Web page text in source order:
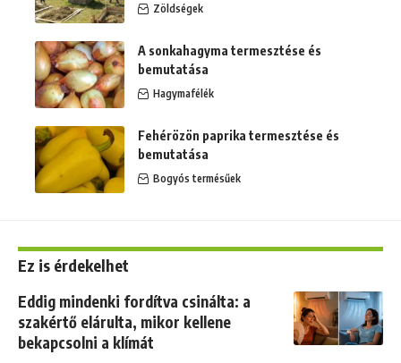
Zöldségek
A sonkahagyma termesztése és
bemutatása
Hagymafélék
Fehérözön paprika termesztése és
bemutatása
Bogyós termésűek
Ez is érdekelhet
Eddig mindenki fordítva csinálta: a
szakértő elárulta, mikor kellene
bekapcsolni a klímát